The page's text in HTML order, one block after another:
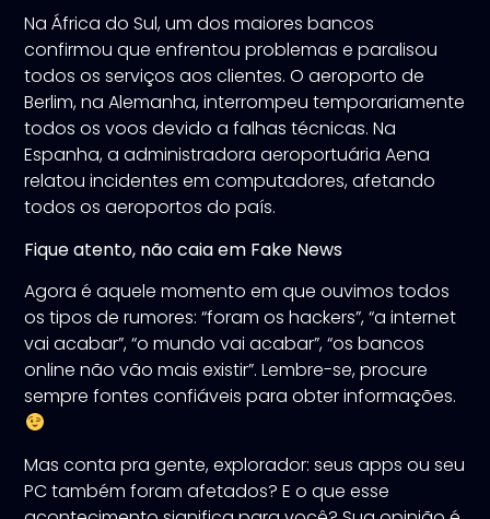
Na África do Sul, um dos maiores bancos
confirmou que enfrentou problemas e paralisou
todos os serviços aos clientes. O aeroporto de
Berlim, na Alemanha, interrompeu temporariamente
todos os voos devido a falhas técnicas. Na
Espanha, a administradora aeroportuária Aena
relatou incidentes em computadores, afetando
todos os aeroportos do país.
Fique atento, não caia em Fake News
Agora é aquele momento em que ouvimos todos
os tipos de rumores: “foram os hackers”, “a internet
vai acabar”, “o mundo vai acabar”, “os bancos
online não vão mais existir”. Lembre-se, procure
sempre fontes confiáveis para obter informações.
Mas conta pra gente, explorador: seus apps ou seu
PC também foram afetados? E o que esse